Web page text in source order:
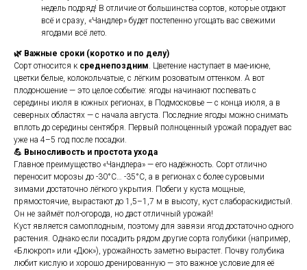
недель подряд! В отличие от большинства сортов, которые отдают
всё и сразу, «Чандлер» будет постепенно угощать вас свежими
ягодами всё лето.
🌿 Важные сроки (коротко и по делу)
Сорт относится к среднепоздним. Цветение наступает в мае-июне,
цветки белые, колокольчатые, с лёгким розоватым оттенком. А вот
плодоношение — это целое событие: ягоды начинают поспевать с
середины июля в южных регионах, в Подмосковье — с конца июля, а в
северных областях — с начала августа. Последние ягоды можно снимать
вплоть до середины сентября. Первый полноценный урожай порадует вас
уже на 4–5 год после посадки.
💪 Выносливость и простота ухода
Главное преимущество «Чандлера» — его надёжность. Сорт отлично
переносит морозы до -30°C… -35°C, а в регионах с более суровыми
зимами достаточно лёгкого укрытия. Побеги у куста мощные,
прямостоячие, вырастают до 1,5–1,7 м в высоту, куст слабораскидистый.
Он не займёт пол-огорода, но даст отличный урожай!
Куст является самоплодным, поэтому для завязи ягод достаточно одного
растения. Однако если посадить рядом другие сорта голубики (например,
«Блюкроп» или «Дюк»), урожайность заметно вырастет. Почву голубика
любит кислую и хорошо дренированную — это важное условие для её